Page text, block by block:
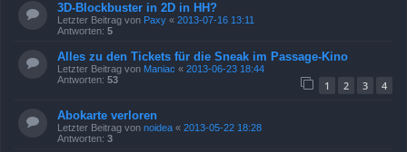
3D-Blockbuster in 2D in HH?
Letzter Beitrag von Paxy « 2013-07-16 13:11
Antworten: 5
Alles zu den Tickets für die Sneak im Passage-Kino
Letzter Beitrag von Maniac « 2013-06-23 18:44
Antworten: 53 1 2 3 4
Abokarte verloren
Letzter Beitrag von noidea « 2013-05-22 18:28
Antworten: 3